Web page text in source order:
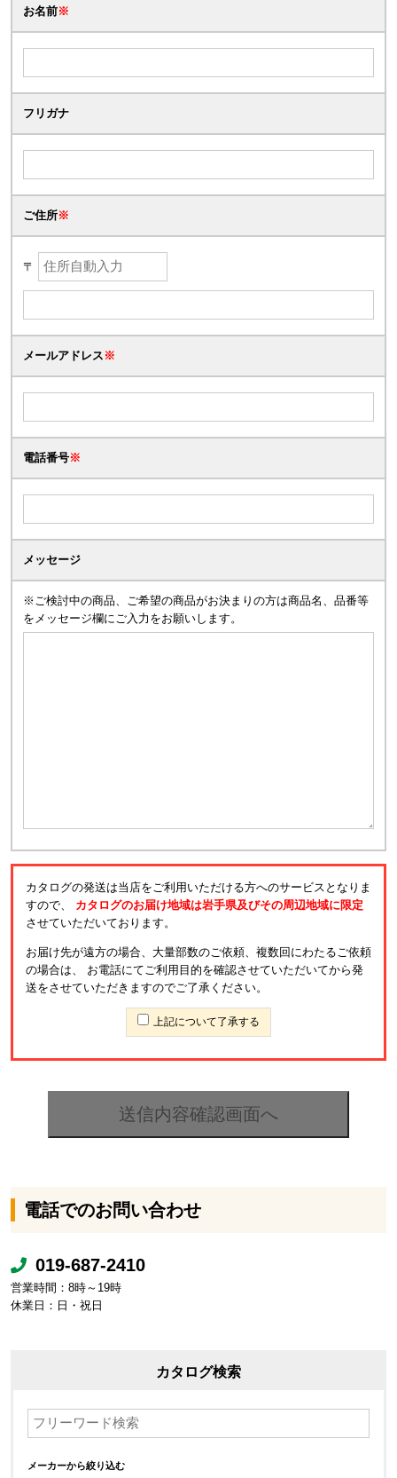
お名前※
フリガナ
ご住所※
〒
メールアドレス ※
電話番号※
メッセージ
※ご検討中の商品、ご希望の商品がお決まりの方は商品名、品番等
をメッセージ欄にご入力をお願いします。
カタログの発送は当店をご利用いただける方へのサービスとなりま
すので、
カタログのお届け地域は岩手県及びその周辺地域に限定
させていただいております。
お届け先が遠方の場合、大量部数のご依頼、複数回にわたるご依頼
の場合は、
お電話にてご利用目的を確認させていただいてから発
送をさせていただきますのでご了承ください。
上記について了承する
電話でのお問い合わせ
019-687-2410
営業時間：8時～19時
休業日：日・祝日
カタログ検索
メーカーから絞り込む